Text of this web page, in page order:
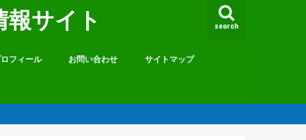
サイト search
フィール お問い合わせ サイトマップ